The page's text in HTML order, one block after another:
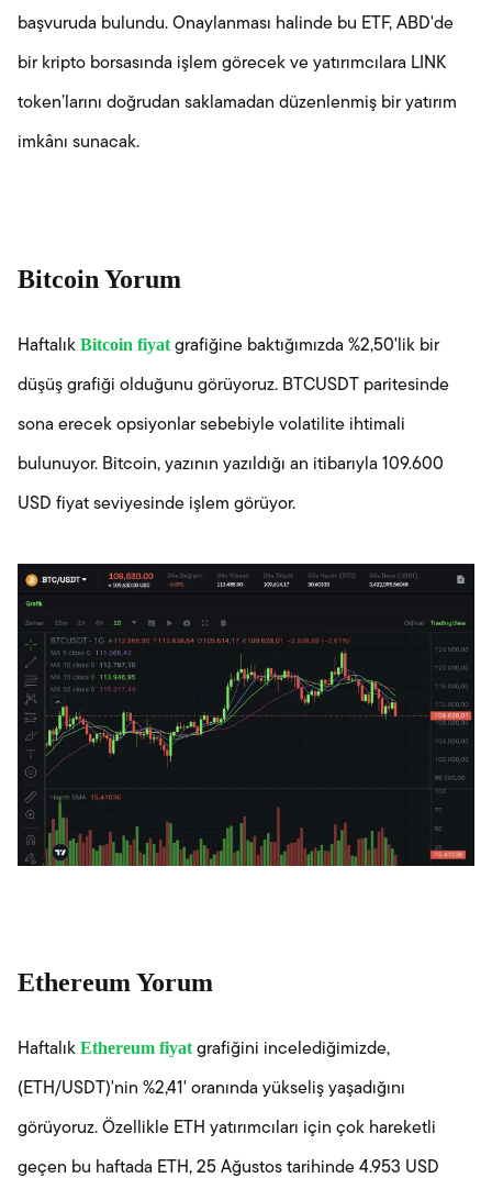
başvuruda bulundu. Onaylanması halinde bu ETF, ABD'de
bir kripto borsasında işlem görecek ve yatırımcılara LINK
token’larını doğrudan saklamadan düzenlenmiş bir yatırım
imkânı sunacak.
Bitcoin Yorum
Haftalık Bitcoin fiyatgrafiğine baktığımızda %2,50'lik bir
düşüş grafiği olduğunu görüyoruz. BTCUSDT paritesinde
sona erecek opsiyonlar sebebiyle volatilite ihtimali
bulunuyor. Bitcoin, yazının yazıldığı an itibarıyla 109.600
USD fiyat seviyesinde işlem görüyor.
Ethereum Yorum
Haftalık Ethereum fiyat grafiğini incelediğimizde,
(ETH/USDT)'nin %2,41' oranında yükseliş yaşadığını
görüyoruz. Özellikle ETH yatırımcıları için çok hareketli
geçen bu haftada ETH, 25 Ağustos tarihinde 4.953 USD